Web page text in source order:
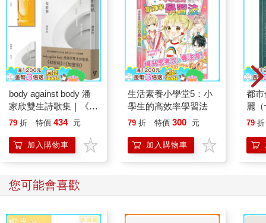
body against body 潘
家欣雙生詩歌集｜《如
廁帖》X《如蜜帖》
79 折 特價 434 元
加入購物車
生活素養小學堂5：小
學生的高效率學習法
79 折 特價 300 元
加入購物車
都市
麗
量
79 折
您可能會喜歡